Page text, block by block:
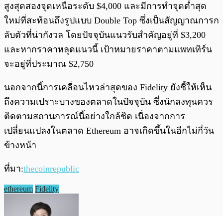
สูงสุดสองจุดเหนือระดับ $4,000 และมีการทำจุดต่ำสุด
ใหม่ที่สะท้อนถึงรูปแบบ Double Top ซึ่งเป็นสัญญาณการก
ลับตัวที่น่ากังวล โดยปัจจุบันแนวรับสำคัญอยู่ที่ $3,200
และหากราคาหลุดแนวนี้ เป้าหมายราคาตามแพทเทิร์น
จะอยู่ที่ประมาณ $2,750
นอกจากนี้การเคลื่อนไหวล่าสุดของ Fidelity ยังชี้ให้เห็น
ถึงความเปราะบางของตลาดในปัจจุบัน ซึ่งนักลงทุนควร
ติดตามสถานการณ์นี้อย่างใกล้ชิด เนื่องจากการ
เปลี่ยนแปลงในตลาด Ethereum อาจเกิดขึ้นในอีกไม่กี่วัน
ข้างหน้า
ที่มา:thecoinrepublic
ethereum Fidelity